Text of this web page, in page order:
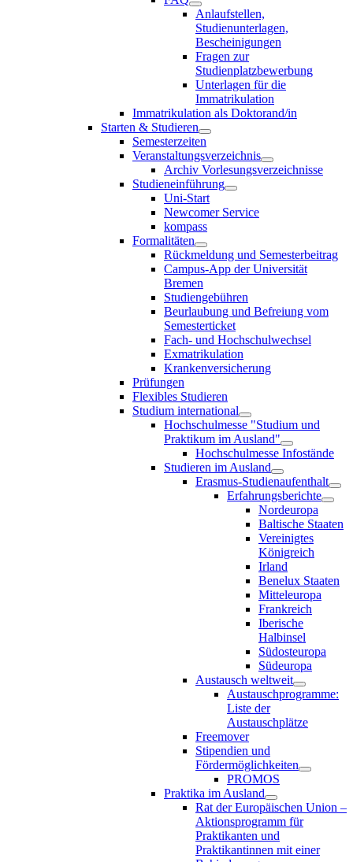
Anlaufstellen,
Studienunterlagen,
Bescheinigungen
Fragen zur
Studienplatzbewerbung
Unterlagen für die
Immatrikulation
Immatrikulation als Doktorand/in
Starten & Studieren
Semesterzeiten
Veranstaltungsverzeichnis
Archiv Vorlesungsverzeichnisse
Studieneinführung
Uni-Start
Newcomer Service
kompass
Formalitäten
Rückmeldung und Semesterbeitrag
Campus-App der Universität
Bremen
Studiengebühren
Beurlaubung und Befreiung vom
Semesterticket
Fach- und Hochschulwechsel
Exmatrikulation
Krankenversicherung
Prüfungen
Flexibles Studieren
Studium international
Hochschulmesse "Studium und
Praktikum im Ausland"
Hochschulmesse Infostände
Studieren im Ausland
Erasmus-Studienaufenthalt
Erfahrungsberichte
Nordeuropa
Baltische Staaten
Vereinigtes
Königreich
Irland
Benelux Staaten
Mitteleuropa
Frankreich
Iberische
Halbinsel
Südosteuropa
Südeuropa
Austausch weltweit
Austauschprogramme:
Liste der
Austauschplätze
Freemover
Stipendien und
Fördermöglichkeiten
PROMOS
Praktika im Ausland
Rat der Europäischen Union –
Aktionsprogramm für
Praktikanten und
Praktikantinnen mit einer